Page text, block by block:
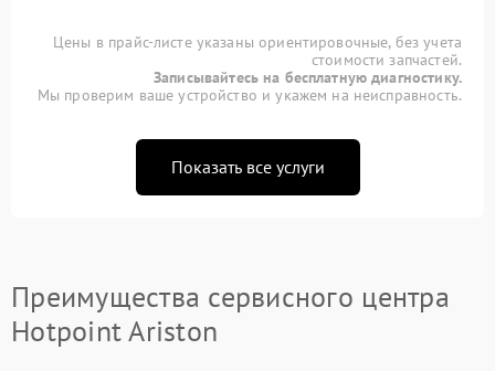
Цены в прайс-листе указаны ориентировочные, без учета
стоимости запчастей.
Записывайтесь на бесплатную диагностику.
Мы проверим ваше устройство и укажем на неисправность.
Показать все услуги
Преимущества сервисного центра
Hotpoint Ariston